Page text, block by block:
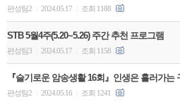
편성팀2 2024.05.17 조회 1188
STB 5월4주(5.20~5.26) 주간 추천 프로그램
편성팀3 2024.05.17 조회 1158
『슬기로운 암송생활 16회』인생은 흘러가는
편성팀2 2024.05.16 조회 1241